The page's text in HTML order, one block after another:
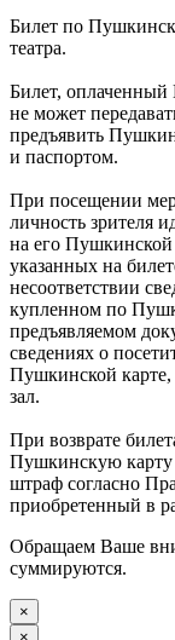
Билет по
театра.
Билет,
не может
предъявить
и паспортом.
При посещении
личность зрителя
на его
указанных на
несоответствии
купленном по
предъявляемом
сведениях о
Пушкинской карте,
зал.
При возврате
Пушкинскую карту
штраф согласно
приобретенный в
Обращаем Ваше
суммируются.
×